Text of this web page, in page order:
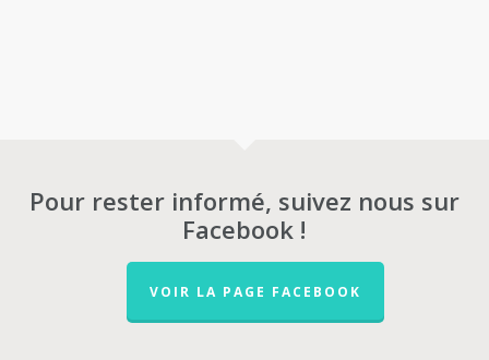
Pour rester informé, suivez nous sur
Facebook !
VOIR LA PAGE FACEBOOK